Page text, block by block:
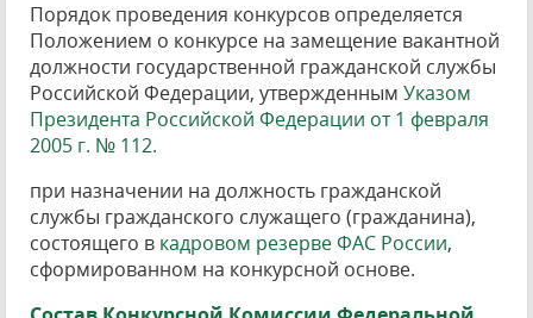
Порядок проведения конкурсов определяется
Положением о конкурсе на замещение вакантной
должности государственной гражданской службы
Российской Федерации, утвержденным Указом
Президента Российской Федерации от 1 февраля
2005 г. № 112.
при назначении на должность гражданской
службы гражданского служащего (гражданина),
состоящего в кадровом резерве ФАС России,
сформированном на конкурсной основе.